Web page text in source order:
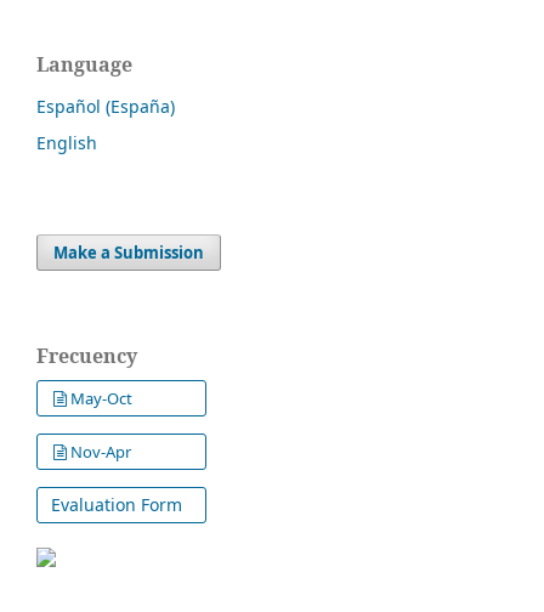
Language
Español (España)
English
Make a Submission
Frecuency
May-Oct
Nov-Apr
Evaluation Form